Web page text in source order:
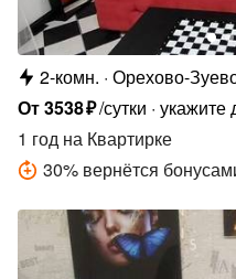
2-комн. Орехово-
От3538₽/сутки укажите
1 год на Квартирке
30% вернётся